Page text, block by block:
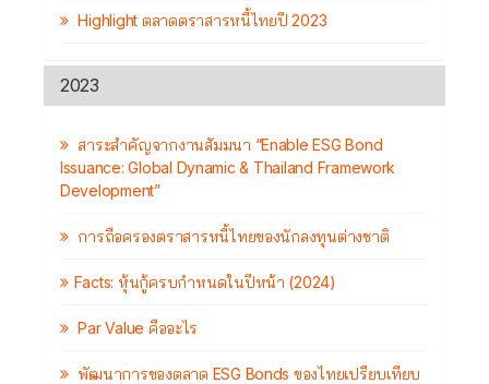
Highlight ตลาดตราสารหนี้ไทยปี 2023
2023
สาระสำคัญจากงานสัมมนา “Enable ESG Bond
Issuance: Global Dynamic & Thailand Framework
Development”
การถือครองตราสารหนี้ไทยของนักลงทุนต่างชาติ
Facts: หุ้นกู้ครบกำหนดในปีหน้า (2024)
Par Value คืออะไร
พัฒนาการของตลาด ESG Bonds ของไทยเปรียบเทียบ